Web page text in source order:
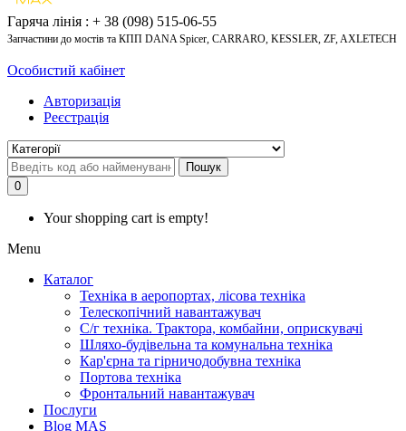
Гаряча лінія : + 38 (098) 515-06-55
Запчастини до мостів та КПП DANA Spicer, CARRARO, KESSLER, ZF, AXLETECH
Особистий кабінет
Авторизація
Реєстрація
Пошук
0
Your shopping cart is empty!
Menu
Каталог
Техніка в аеропортах, лісова техніка
Телескопічний навантажувач
С/г техніка. Трактора, комбайни, оприскувачі
Шляхо-будівельна та комунальна техніка
Кар'єрна та гірничодобувна техніка
Портова техніка
Фронтальний навантажувач
Послуги
Blog MAS